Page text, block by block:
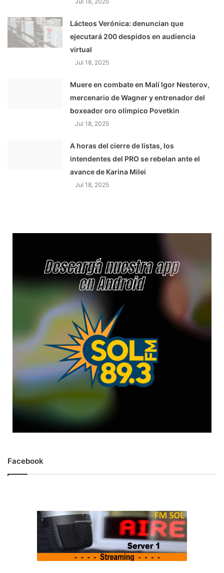
Lácteos Verónica: denuncian que
ejecutará 200 despidos en audiencia
virtual
Jul 18, 2025
Muere en combate en Malí Igor Nesterov,
mercenario de Wagner y entrenador del
boxeador oro olímpico Povetkin
Jul 18, 2025
A horas del cierre de listas, los
intendentes del PRO se rebelan ante el
avance de Karina Milei
Jul 18, 2025
Facebook